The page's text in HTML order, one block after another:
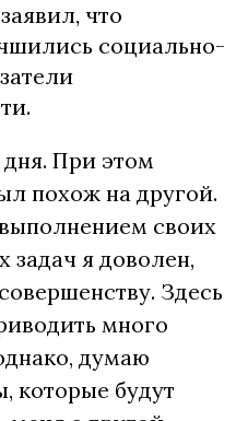
что
социально-
При этом
похож на другой.
своих
задач я доволен,
Здесь
много
думаю
которые будут